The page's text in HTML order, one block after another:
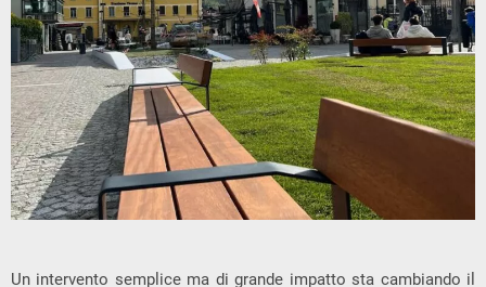
Un intervento semplice ma di grande impatto sta cambiando il